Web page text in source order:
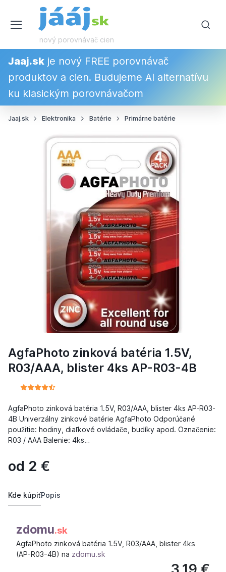
nový porovnávač cien
Jaaj.sk je nový FREE porovnávač
produktov a cien. Budujeme AI alternatívu
ku klasickým porovnávačom
Jaaj.sk Elektronika Batérie Primárne batérie
AgfaPhoto zinková batéria 1.5V,
R03/AAA, blister 4ks AP-R03-4B
AgfaPhoto zinková batéria 1.5V, R03/AAA, blister 4ks AP-R03-
4B Univerzálny zinkové batérie AgfaPhoto Odporúčané
použitie: hodiny, diaľkové ovládače, budíky apod. Označenie:
R03 / AAA Balenie: 4ks…
od 2 €
Kde kúpiťPopis
zdomu.sk
AgfaPhoto zinková batéria 1.5V, R03/AAA, blister 4ks
(AP-R03-4B) na zdomu.sk